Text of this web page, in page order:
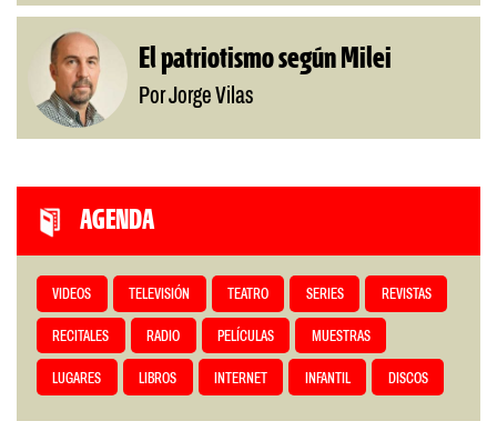
El patriotismo según Milei
Por Jorge Vilas
AGENDA
VIDEOS TELEVISIÓN TEATRO SERIES REVISTAS
RECITALES RADIO PELÍCULAS MUESTRAS
LUGARES LIBROS INTERNET INFANTIL DISCOS